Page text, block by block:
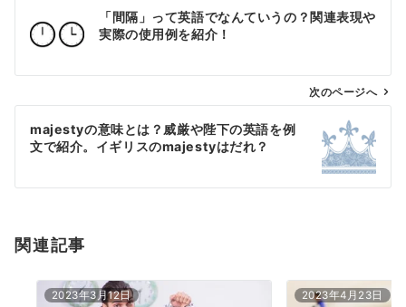
ン
「間隔」って英語でなんていうの？関連表現や
実際の使用例を紹介！
次のページへ
majestyの意味とは？威厳や陛下の英語を例
文で紹介。イギリスのmajestyはだれ？
関連記事
2023年3月12日 2023年4月23日